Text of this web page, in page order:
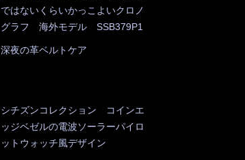
ではないくらいかっこよいクロノ
グラフ 海外モデル SSB379P1
深夜の革ベルトケア
シチズンコレクション コインエ
ッジベゼルの電波ソーラーパイロ
ットウォッチ風デザイン